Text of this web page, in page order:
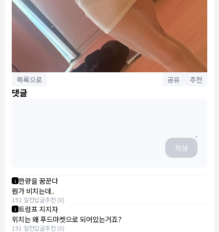
목록으로 공유 추천
댓글
작성
1 한량을 꿈꾼다
뭔가 비치는데..
192 일전답글추천 (0)
1 트럼프 지지자
위치는 왜 푸드마켓으로 되어있는거죠?
191 일전답글추천 (0)